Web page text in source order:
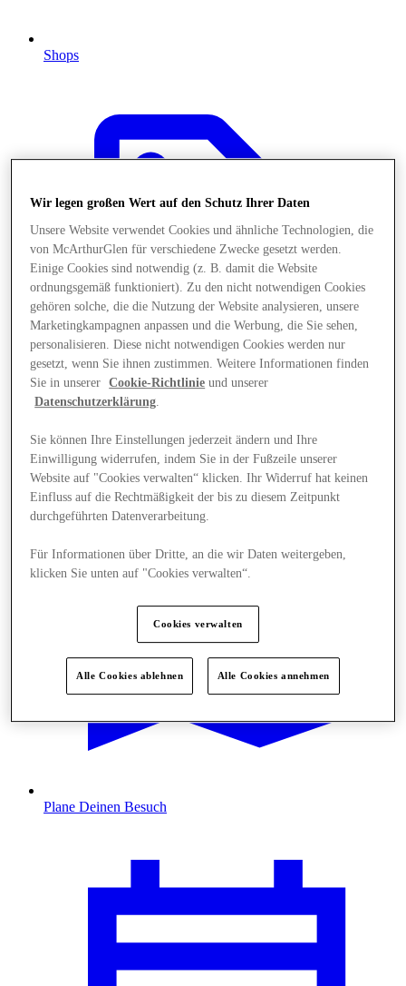
Shops
Plane Deinen Besuch
Wir legen großen Wert auf den Schutz Ihrer Daten
Unsere Website verwendet Cookies und ähnliche Technologien, die
von McArthurGlen für verschiedene Zwecke gesetzt werden.
Einige Cookies sind notwendig (z. B. damit die Website
ordnungsgemäß funktioniert). Zu den nicht notwendigen Cookies
gehören solche, die die Nutzung der Website analysieren, unsere
Marketingkampagnen anpassen und die Werbung, die Sie sehen,
personalisieren. Diese nicht notwendigen Cookies werden nur
gesetzt, wenn Sie ihnen zustimmen. Weitere Informationen finden
Sie in unserer
Cookie-Richtlinie und unserer
Datenschutzerklärung.
Sie können Ihre Einstellungen jederzeit ändern und Ihre
Einwilligung widerrufen, indem Sie in der Fußzeile unserer
Website auf "Cookies verwalten“ klicken. Ihr Widerruf hat keinen
Einfluss auf die Rechtmäßigkeit der bis zu diesem Zeitpunkt
durchgeführten Datenverarbeitung.
Für Informationen über Dritte, an die wir Daten weitergeben,
klicken Sie unten auf "Cookies verwalten“.
Cookies verwalten
Alle Cookies ablehnen Alle Cookies annehmen